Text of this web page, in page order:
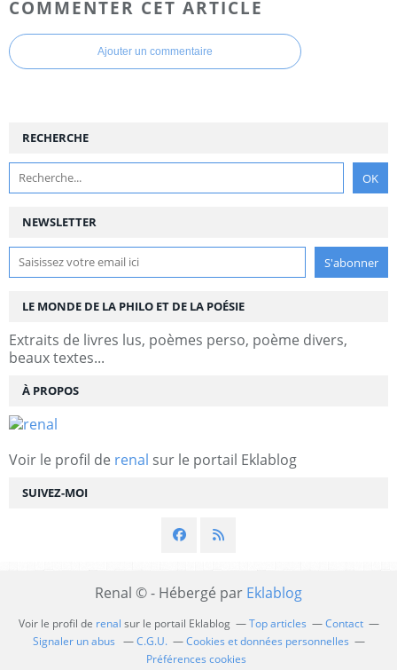
COMMENTER CET ARTICLE
Ajouter un commentaire
NEWSLETTER
SUIVEZ-MOI
RECHERCHE
LE MONDE DE LA PHILO ET DE LA POÉSIE
Extraits de livres lus, poèmes perso, poème divers,
beaux textes...
À PROPOS
Voir le profil de renal sur le portail Eklablog
Renal © - Hébergé par Eklablog
Voir le profil de renal sur le portail Eklablog Top articles
Contact
Signaler un abus
C.G.U.
Cookies et données personnelles
Préférences cookies